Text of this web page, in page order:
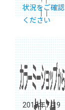
状況をご確認
ください
2018年7月9